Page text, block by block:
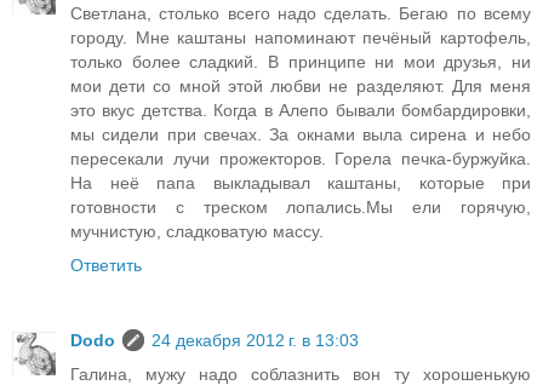
Светлана, столько всего надо сделать. Бегаю по всему
городу. Мне каштаны напоминают печёный картофель,
только более сладкий. В принципе ни мои друзья, ни
мои дети со мной этой любви не разделяют. Для меня
это вкус детства. Когда в Алепо бывали бомбардировки,
мы сидели при свечах. За окнами выла сирена и небо
пересекали лучи прожекторов. Горела печка-буржуйка.
На неё папа выкладывал каштаны, которые при
готовности с треском лопались.Мы ели горячую,
мучнистую, сладковатую массу.
Ответить
Dodo
24 декабря 2012 г. в 13:03
Галина, мужу надо соблазнить вон ту хорошенькую